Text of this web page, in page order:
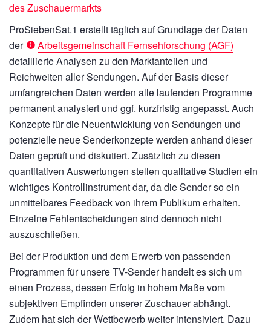
des Zuschauermarkts
ProSiebenSat.1 erstellt täglich auf Grundlage der Daten
der
Arbeitsgemeinschaft Fernsehforschung (AGF)
detaillierte Analysen zu den Marktanteilen und
Reichweiten aller Sendungen. Auf der Basis dieser
umfangreichen Daten werden alle laufenden Programme
permanent analysiert und ggf. kurzfristig angepasst. Auch
Konzepte für die Neuentwicklung von Sendungen und
potenzielle neue Senderkonzepte werden anhand dieser
Daten geprüft und diskutiert. Zusätzlich zu diesen
quantitativen Auswertungen stellen qualitative Studien ein
wichtiges Kontrollinstrument dar, da die Sender so ein
unmittelbares Feedback von ihrem Publikum erhalten.
Einzelne Fehlentscheidungen sind dennoch nicht
auszuschließen.
Bei der Produktion und dem Erwerb von passenden
Programmen für unsere TV-Sender handelt es sich um
einen Prozess, dessen Erfolg in hohem Maße vom
subjektiven Empfinden unserer Zuschauer abhängt.
Zudem hat sich der Wettbewerb weiter intensiviert. Dazu